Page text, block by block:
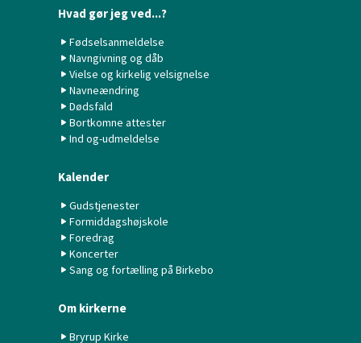
Hvad gør jeg ved...?
Fødselsanmeldelse
Navngivning og dåb
Vielse og kirkelig velsignelse
Navneændring
Dødsfald
Bortkomne attester
Ind og-udmeldelse
Kalender
Gudstjenester
Formiddagshøjskole
Foredrag
Koncerter
Sang og fortælling på Birkebo
Om kirkerne
Bryrup Kirke